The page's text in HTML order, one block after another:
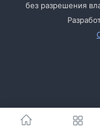
без разрешения